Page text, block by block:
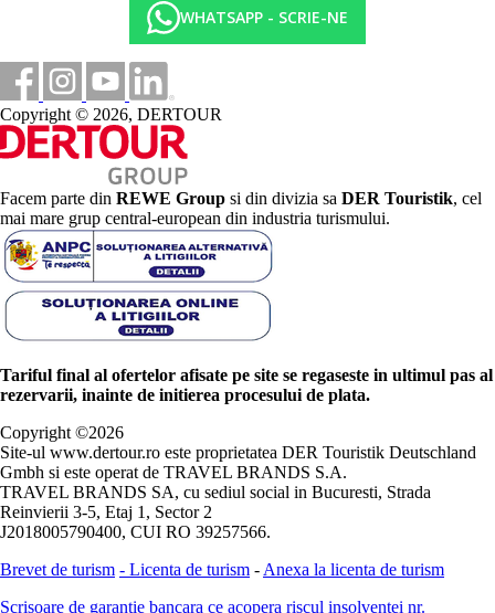
WHATSAPP - SCRIE-NE
Copyright © 2026, DERTOUR
Facem parte din REWE Group si din divizia sa DER Touristik, cel
mai mare grup central-european din industria turismului.
Tariful final al ofertelor afisate pe site se regaseste in ultimul pas al
rezervarii, inainte de initierea procesului de plata.
Copyright ©2026
Site-ul www.dertour.ro este proprietatea DER Touristik Deutschland
Gmbh si este operat de TRAVEL BRANDS S.A.
TRAVEL BRANDS SA, cu sediul social in Bucuresti, Strada
Reinvierii 3-5, Etaj 1, Sector 2
J2018005790400, CUI RO 39257566.
Brevet de turism - Licenta de turism - Anexa la licenta de turism
Scrisoare de garantie bancara ce acopera riscul insolventei nr.